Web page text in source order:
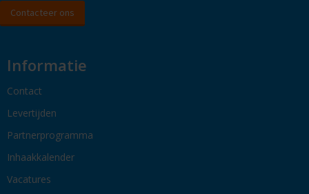
Contacteer ons
Informatie
Contact
Levertijden
Partnerprogramma
Inhaakkalender
Vacatures